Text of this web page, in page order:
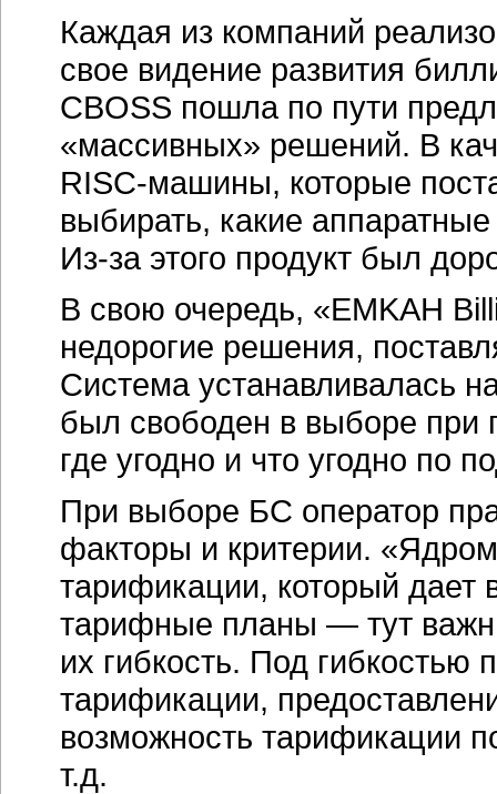
Каждая из компаний
свое видение развития
CBOSS пошла по пути
«массивных» решений. В
RISC-машины, которые
выбирать, какие
Из-заэтого продукт был
В свою очередь, «EMKAH
недорогие решения,
Система устанавливалась
был свободен в выборе при
где угодно и что угодно по
При выборе БС оператор
факторы и критерии.
тарификации, который дает
тарифные планы — тут
их гибкость. Под
тарификации,
возможность тарификации
т.д.